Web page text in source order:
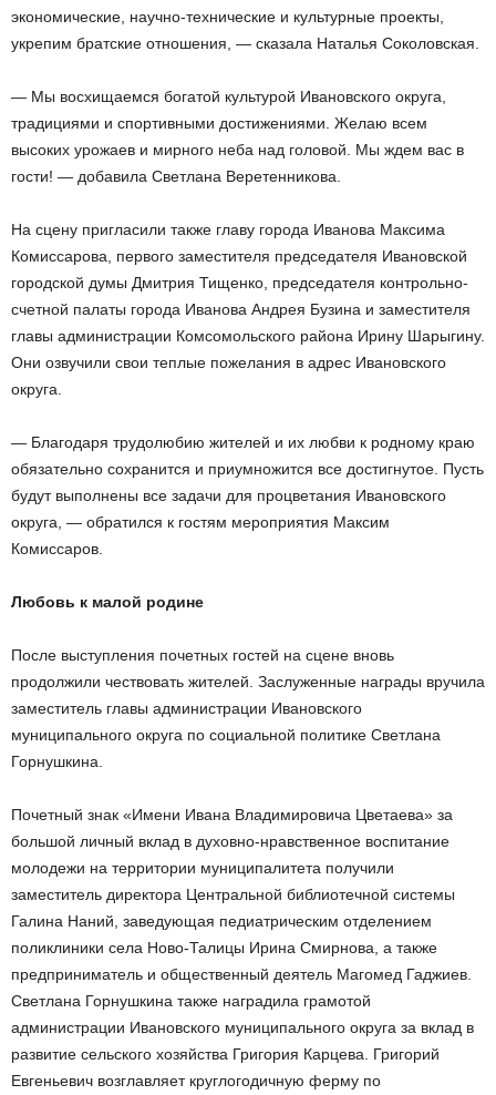
экономические, научно-технические и культурные проекты,
укрепим братские отношения, — сказала Наталья Соколовская.
— Мы восхищаемся богатой культурой Ивановского округа,
традициями и спортивными достижениями. Желаю всем
высоких урожаев и мирного неба над головой. Мы ждем вас в
гости! — добавила Светлана Веретенникова.
На сцену пригласили также главу города Иванова Максима
Комиссарова, первого заместителя председателя Ивановской
городской думы Дмитрия Тищенко, председателя контрольно-
счетной палаты города Иванова Андрея Бузина и заместителя
главы администрации Комсомольского района Ирину Шарыгину.
Они озвучили свои теплые пожелания в адрес Ивановского
округа.
— Благодаря трудолюбию жителей и их любви к родному краю
обязательно сохранится и приумножится все достигнутое. Пусть
будут выполнены все задачи для процветания Ивановского
округа, — обратился к гостям мероприятия Максим
Комиссаров.
Любовь к малой родине
После выступления почетных гостей на сцене вновь
продолжили чествовать жителей. Заслуженные награды вручила
заместитель главы администрации Ивановского
муниципального округа по социальной политике Светлана
Горнушкина.
Почетный знак «Имени Ивана Владимировича Цветаева» за
большой личный вклад в духовно-нравственное воспитание
молодежи на территории муниципалитета получили
заместитель директора Центральной библиотечной системы
Галина Наний, заведующая педиатрическим отделением
поликлиники села Ново-Талицы Ирина Смирнова, а также
предприниматель и общественный деятель Магомед Гаджиев.
Светлана Горнушкина также наградила грамотой
администрации Ивановского муниципального округа за вклад в
развитие сельского хозяйства Григория Карцева. Григорий
Евгеньевич возглавляет круглогодичную ферму по